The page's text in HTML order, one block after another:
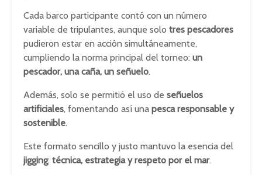
Cada barco participante contó con un número
variable de tripulantes, aunque solo tres pescadores
pudieron estar en acción simultáneamente,
cumpliendo la norma principal del torneo: un
pescador, una caña, un señuelo.
Además, solo se permitió el uso de señuelos
artificiales, fomentando así una pesca responsable y
sostenible.
Este formato sencillo y justo mantuvo la esencia del
jigging: técnica, estrategia y respeto por el mar.